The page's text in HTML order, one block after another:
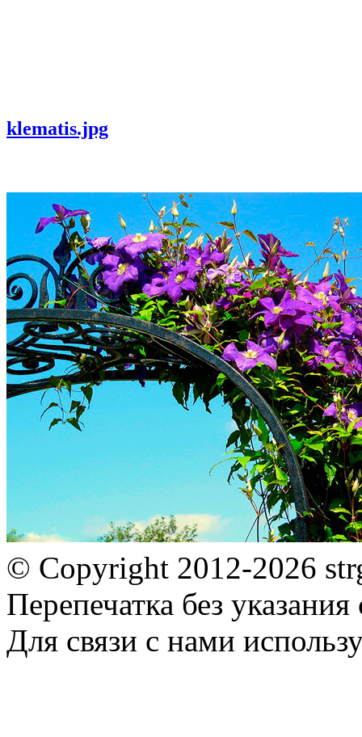
klematis.jpg
© Copyright 2012-2026
Перепечатка без
Для связи с нами